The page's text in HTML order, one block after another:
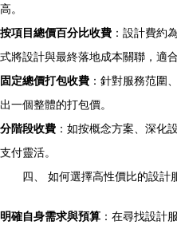
高。
按項目總價百分比收費 ：設計費約
式將設計與最終落地成本關聯，適
固定總價打包收費 ：針對服務范圍
出一個整體的打包價。
分階段收費 ：如按概念方案、深化
支付靈活。
四、 如何選擇高性價比的設計
明確自身需求與預算 ：在尋找設計